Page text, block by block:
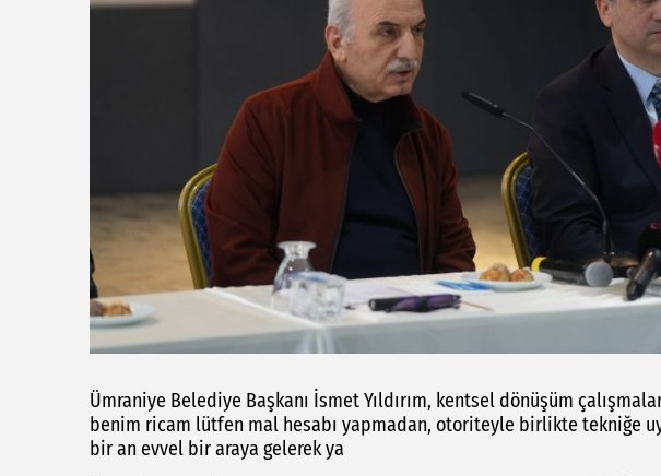
Ümraniye Belediye Başkanı İsmet Yıldırım, kentsel dönüşüm
benim ricam lütfen mal hesabı yapmadan, otoriteyle birlikte tekniğe
bir an evvel bir araya gelerek ya